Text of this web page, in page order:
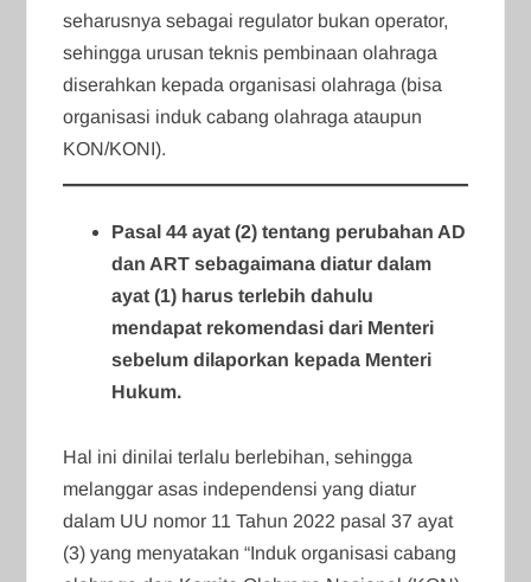
seharusnya sebagai regulator bukan operator,
sehingga urusan teknis pembinaan olahraga
diserahkan kepada organisasi olahraga (bisa
organisasi induk cabang olahraga ataupun
KON/KONI).
Pasal 44 ayat (2) tentang perubahan AD
dan ART sebagaimana diatur dalam
ayat (1) harus terlebih dahulu
mendapat rekomendasi dari Menteri
sebelum dilaporkan kepada Menteri
Hukum.
Hal ini dinilai terlalu berlebihan, sehingga
melanggar asas independensi yang diatur
dalam UU nomor 11 Tahun 2022 pasal 37 ayat
(3) yang menyatakan “Induk organisasi cabang